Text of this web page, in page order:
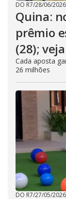
DO R7/28/06/2026
Quina:
prêmio
(28);
Cada aposta
26 milhões
DO R7/27/05/2026